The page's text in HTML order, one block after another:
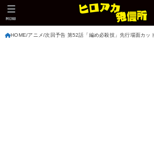
MENU
HOME アニメ 次回予告 第52話「編め必殺技」先行場面カッ